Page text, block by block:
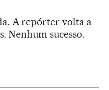
A repórter volta a
Nenhum sucesso.